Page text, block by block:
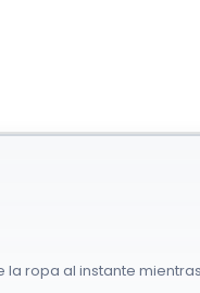
la ropa al instante